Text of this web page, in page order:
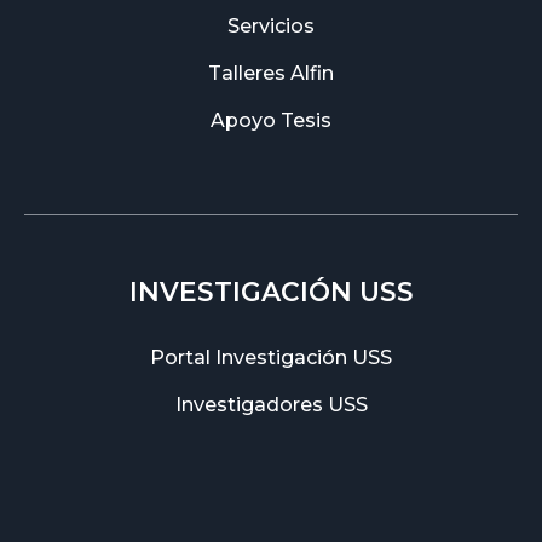
Servicios
Talleres Alfin
Apoyo Tesis
INVESTIGACIÓN USS
Portal Investigación USS
Investigadores USS